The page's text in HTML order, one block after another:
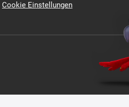
Cookie Einstellungen